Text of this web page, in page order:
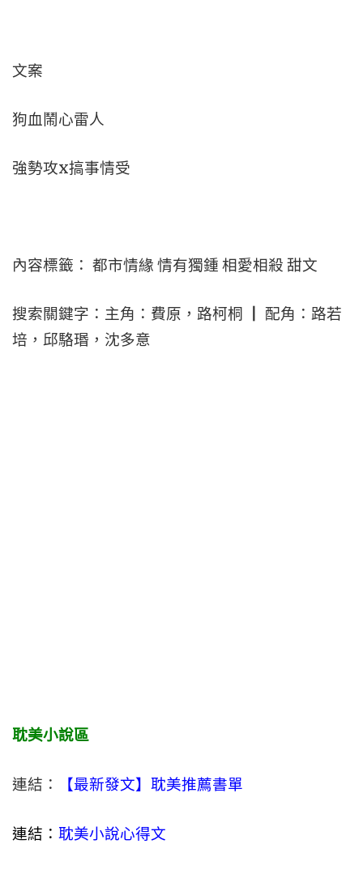
文案
狗血鬧心雷人
強勢攻x搞事情受
內容標籤： 都市情緣 情有獨鍾 相愛相殺 甜文
搜索關鍵字：主角：費原，路柯桐 ┃ 配角：路若
培，邱駱瑉，沈多意
耽美小說區
連結： 【最新發文】耽美推薦書單
連結： 耽美小說心得文